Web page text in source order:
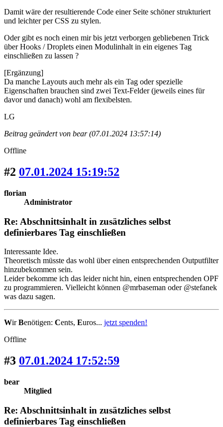
Damit wäre der resultierende Code einer Seite schöner strukturiert
und leichter per CSS zu stylen.
Oder gibt es noch einen mir bis jetzt verborgen gebliebenen Trick
über Hooks / Droplets einen Modulinhalt in ein eigenes Tag
einschließen zu lassen ?
[Ergänzung]
Da manche Layouts auch mehr als ein Tag oder spezielle
Eigenschaften brauchen sind zwei Text-Felder (jeweils eines für
davor und danach) wohl am flexibelsten.
LG
Beitrag geändert von bear (07.01.2024 13:57:14)
Offline
#2 07.01.2024 15:19:52
florian
Administrator
Re: Abschnittsinhalt in zusätzliches selbst
definierbares Tag einschließen
Interessante Idee.
Theoretisch müsste das wohl über einen entsprechenden Outputfilter
hinzubekommen sein.
Leider bekomme ich das leider nicht hin, einen entsprechenden OPF
zu programmieren. Vielleicht können @mrbaseman oder @stefanek
was dazu sagen.
WirBenötigen: Cents, Euros... jetzt spenden!
Offline
#3 07.01.2024 17:52:59
bear
Mitglied
Re: Abschnittsinhalt in zusätzliches selbst
definierbares Tag einschließen